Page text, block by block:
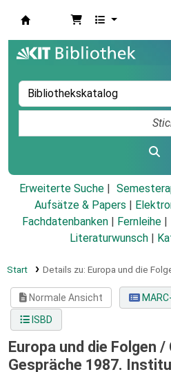
Erweiterte Suche
Aufsätze & Papers
Fachdatenbanken
Fernleihe
Literaturwunsch
Start Details zu: Europa und die
Normale Ansicht
ISBD
Europa und die Folgen /
Gespräche 1987.